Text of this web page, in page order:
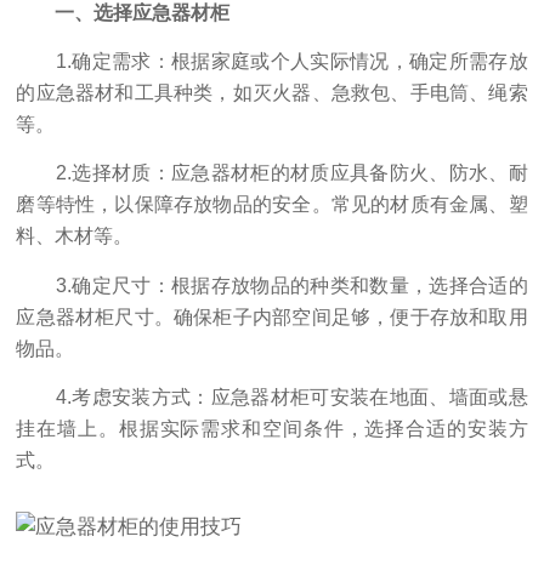
一、选择应急器材柜
1.确定需求：根据家庭或个人实际情况，确定所需存放
的应急器材和工具种类，如灭火器、急救包、手电筒、绳索
等。
2.选择材质：应急器材柜的材质应具备防火、防水、耐
磨等特性，以保障存放物品的安全。常见的材质有金属、塑
料、木材等。
3.确定尺寸：根据存放物品的种类和数量，选择合适的
应急器材柜尺寸。确保柜子内部空间足够，便于存放和取用
物品。
4.考虑安装方式：应急器材柜可安装在地面、墙面或悬
挂在墙上。根据实际需求和空间条件，选择合适的安装方
式。